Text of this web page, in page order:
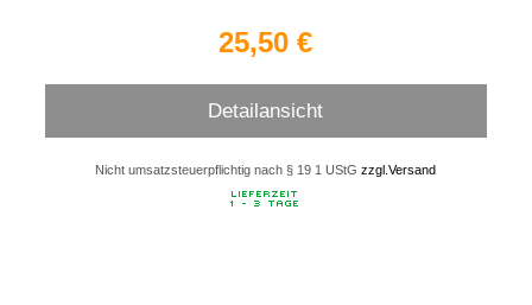
25,50 €
Detailansicht
Nicht umsatzsteuerpflichtig nach § 19 1 UStGzzgl.Versand